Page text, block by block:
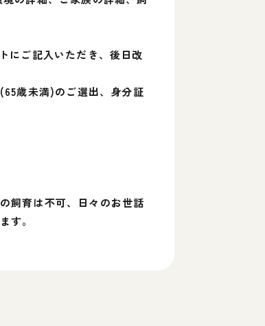
にご記入いただき、後日改
歳未満)のご選出、身分証
飼育は不可、日々のお世話
す。